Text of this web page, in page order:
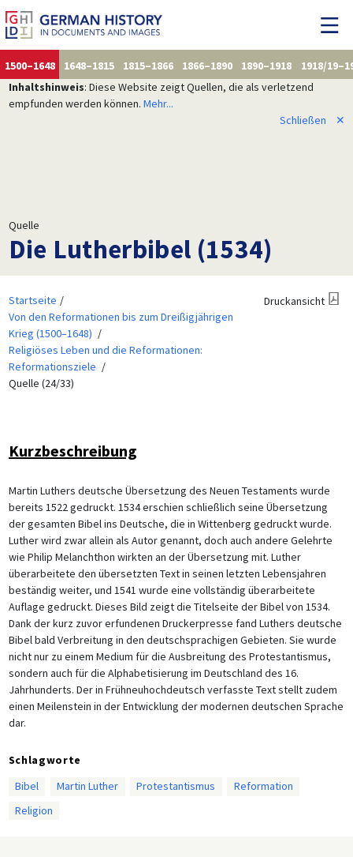
1500–1648 1648–1815 1815–1866 1866–1890 1890–1918
1918/
Inhaltshinweis: Diese Website zeigt Quellen, die als verletzend
empfunden werden können. Mehr...
Schließen
✕
Quelle
Die Lutherbibel (1534)
Startseite
Von den Reformationen bis zum Dreißigjährigen
Krieg (1500–1648)
Religiöses Leben und die Reformationen:
Reformationsziele
Quelle (24/33)
Druckansicht
Kurzbeschreibung
Martin Luthers deutsche Übersetzung des Neuen Testaments wurde
bereits 1522 gedruckt. 1534 erschien schließlich seine Übersetzung
der gesamten Bibel ins Deutsche, die in Wittenberg gedruckt wurde.
Luther wird zwar allein als Autor genannt, doch auch andere Gelehrte
wie Philip Melanchthon wirkten an der Übersetzung mit. Luther
überarbeitete den übersetzten Text in seinen letzten Lebensjahren
beständig weiter, und 1541 wurde eine vollständig überarbeitete
Auflage gedruckt. Dieses Bild zeigt die Titelseite der Bibel von 1534.
Dank der kurz zuvor erfundenen Druckerpresse fand Luthers deutsche
Bibel bald Verbreitung in den deutschsprachigen Gebieten. Sie wurde
nicht nur zu einem Medium für die Ausbreitung des Protestantismus,
sondern auch für die Alphabetisierung im Deutschland des 16.
Jahrhunderts. Der in Frühneuhochdeutsch verfasste Text stellt zudem
einen Meilenstein in der Entwicklung der modernen deutschen Sprache
dar.
Schlagworte
Bibel
Martin Luther Protestantismus
Reformation
Religion